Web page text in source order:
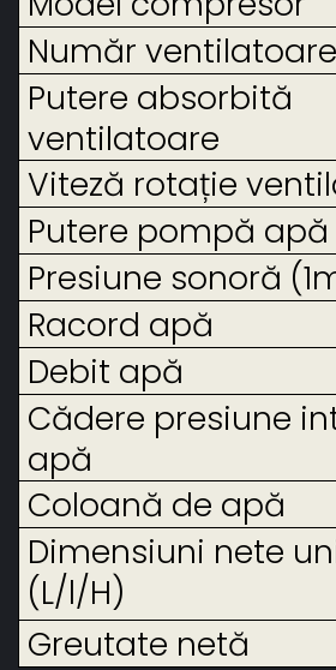
Număr ventilatoare
Putere absorbită
ventilatoare
Viteză rotație
Putere pompă apă
Presiune sonoră
Racord apă
Debit apă
Cădere presiune
apă
Coloană de apă
Dimensiuni nete
(L/l/H)
Greutate netă